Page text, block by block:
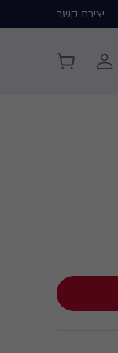
יצירת קשר